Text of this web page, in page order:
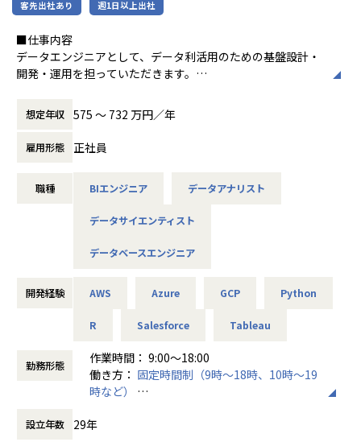
IT開発関連業務
数は約26.7万人、国内外のスタートアップから大企業まで4,0
また、「技術立国日本を取り戻す」という設立趣意のもと、
2024年のインド進出を皮切りに、現在は韓国・台湾でも「Fi
企業成長の源泉であるソフトウェア開発において日本発のイ
業を1社でも多く生み出すことを目指し、
会社の規定に準ずる
が、今まさに求められています。
■AIの取り組み
上のエンジニアが日常的にAIエージェントを利用していま
Claude Code、GitHub Copilot、Devinなど開発で利用する
また、OpenAIやAnthropicなどのAPIを利用できる環境も整
ォームをつくる。」というビジョンのもと、
ITエンジニア領域における個人と組織、双方の課題解決に取
り組んできました。
・IT/Webエンジニア向け転職サービス「Findy」（https://fi
・ハイスキルなフリーランスエンジニア紹介サービス「Find
客先出社あり 週1日以上出社
■仕事内容
データエンジニアとして、データ利活用のための基盤設計・
開発・運用を担っていただきます。
・SQLを用いたETL処理の開発、データ抽出・加工スクリプ
トの作成
・DWH（Snowflake／Databricks等）を活用したデータ基
盤の設計・構築
ダッシュボード構築・可視化支援
・顧客との要件整理や、開発における技術的な提案
案件によっては、要件定義や基本設計などの上流工程にも携
割となっており、安定した業績基盤のもと多様なプロジェク
トに参画いただけます。また、全体の約6割が上流工程を含
む案件となっており、SES・受託いずれにおいても上流フェ
想定年収 575 〜 732 万円／年
雇用形態 正社員
職種 BIエンジニア データアナリスト
データサイエンティスト
データベースエンジニア
開発経験 AWS Azure GCP Python
R Salesforce Tableau
勤務形態
作業時間： 9:00～18:00
働き方： 固定時間制（9時～18時、10時～19
時など）
休憩時間： 60分
設立年数 29年